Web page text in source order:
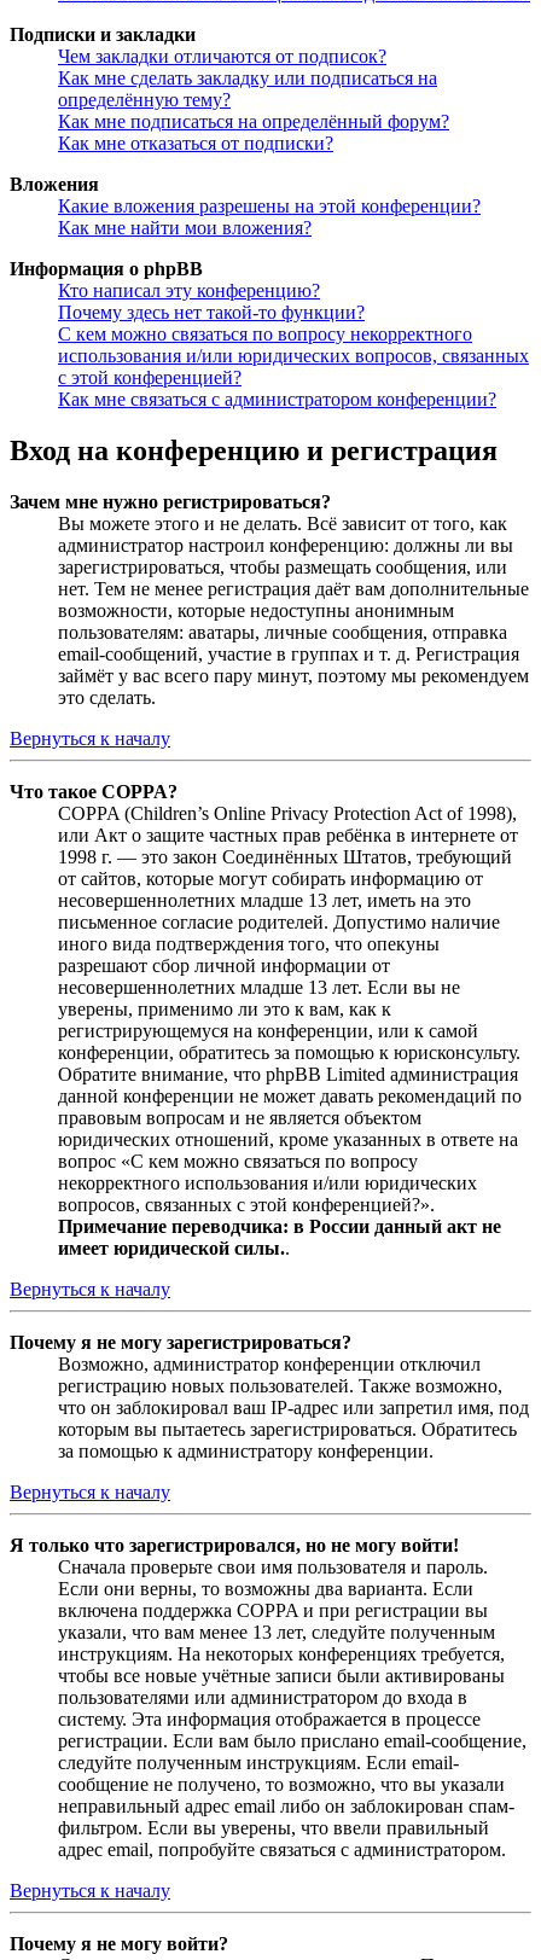
Подписки и закладки
Чем закладки отличаются от подписок?
Как мне сделать закладку или подписаться на
определённую тему?
Как мне подписаться на определённый форум?
Как мне отказаться от подписки?
Вложения
Какие вложения разрешены на этой конференции?
Как мне найти мои вложения?
Информация о phpBB
Кто написал эту конференцию?
Почему здесь нет такой-то функции?
С кем можно связаться по вопросу некорректного
использования и/или юридических вопросов, связанных
с этой конференцией?
Как мне связаться с администратором конференции?
Вход на конференцию и регистрация
Зачем мне нужно регистрироваться?
Вы можете этого и не делать. Всё зависит от того, как
администратор настроил конференцию: должны ли вы
зарегистрироваться, чтобы размещать сообщения, или
нет. Тем не менее регистрация даёт вам дополнительные
возможности, которые недоступны анонимным
пользователям: аватары, личные сообщения, отправка
email-сообщений, участие в группах и т. д. Регистрация
займёт у вас всего пару минут, поэтому мы рекомендуем
это сделать.
Вернуться к началу
Что такое COPPA?
COPPA (Children’s Online Privacy Protection Act of 1998),
или Акт о защите частных прав ребёнка в интернете от
1998 г. — это закон Соединённых Штатов, требующий
от сайтов, которые могут собирать информацию от
несовершеннолетних младше 13 лет, иметь на это
письменное согласие родителей. Допустимо наличие
иного вида подтверждения того, что опекуны
разрешают сбор личной информации от
несовершеннолетних младше 13 лет. Если вы не
уверены, применимо ли это к вам, как к
регистрирующемуся на конференции, или к самой
конференции, обратитесь за помощью к юрисконсульту.
Обратите внимание, что phpBB Limited администрация
данной конференции не может давать рекомендаций по
правовым вопросам и не является объектом
юридических отношений, кроме указанных в ответе на
вопрос «С кем можно связаться по вопросу
некорректного использования и/или юридических
вопросов, связанных с этой конференцией?».
Примечание переводчика: в России данный акт не
имеет юридической силы..
Вернуться к началу
Почему я не могу зарегистрироваться?
Возможно, администратор конференции отключил
регистрацию новых пользователей. Также возможно,
что он заблокировал ваш IP-адрес или запретил имя, под
которым вы пытаетесь зарегистрироваться. Обратитесь
за помощью к администратору конференции.
Вернуться к началу
Я только что зарегистрировался, но не могу войти!
Сначала проверьте свои имя пользователя и пароль.
Если они верны, то возможны два варианта. Если
включена поддержка COPPA и при регистрации вы
указали, что вам менее 13 лет, следуйте полученным
инструкциям. На некоторых конференциях требуется,
чтобы все новые учётные записи были активированы
пользователями или администратором до входа в
систему. Эта информация отображается в процессе
регистрации. Если вам было прислано email-сообщение,
следуйте полученным инструкциям. Если email-
сообщение не получено, то возможно, что вы указали
неправильный адрес email либо он заблокирован спам-
фильтром. Если вы уверены, что ввели правильный
адрес email, попробуйте связаться с администратором.
Вернуться к началу
Почему я не могу войти?